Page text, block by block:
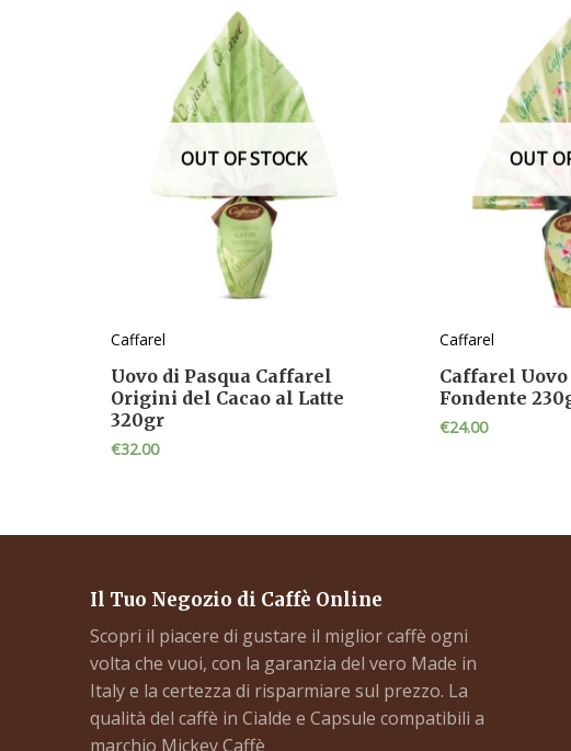
OUT OF STOCK
Caffarel
Uovo di Pasqua Caffarel
Origini del Cacao al Latte
320gr
€32.00
OUT
Caffarel
Caffarel
Fondente
€24.00
Il Tuo Negozio di Caffè Online
Scopri il piacere di gustare il miglior caffè ogni
volta che vuoi, con la garanzia del vero Made in
Italy e la certezza di risparmiare sul prezzo. La
qualità del caffè in Cialde e Capsule compatibili a
marchio Mickey Caffè